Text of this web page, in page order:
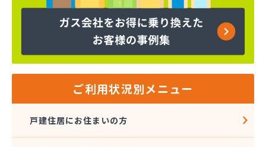
ヤマサ共和ライフ株式会社 一色営業所
ヤマサ共和ライフ株式会社 江南営業所
ヤマサ共和ライフ株式会社 三河営業所
ヤマサ共和ライフ株式会社 豊川営業所
ヤマサ高圧株式会社
ご利用状況別メニュー
戸建住居にお住まいの方